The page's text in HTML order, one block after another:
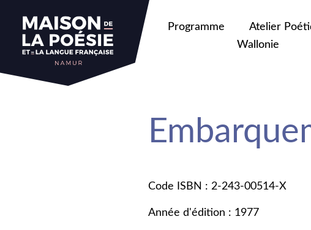
Programme
Atelier
Wallonie
Code ISBN : 2-243-00514-X
Année d'édition : 1977